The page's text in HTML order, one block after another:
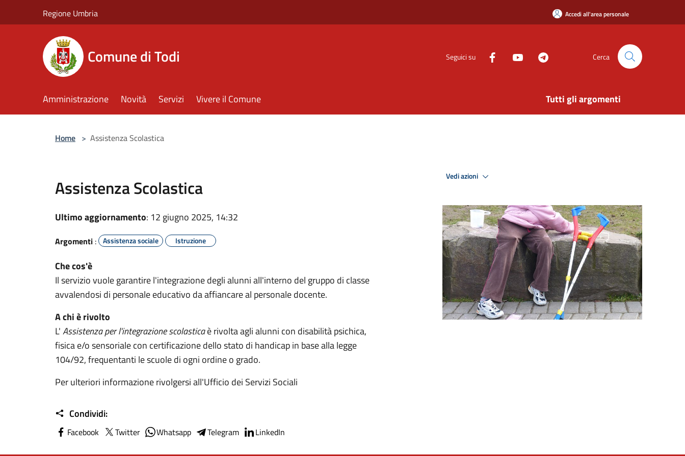
Regione Umbria Accedi all'area personale
Comune di Todi Seguici su Cerca
Amministrazione Novità Servizi Vivere il Comune Tutti gli argomenti
Home > Assistenza Scolastica
Assistenza Scolastica
Ultimo aggiornamento: 12 giugno 2025, 14:32
Argomenti : Assistenza sociale Istruzione
Che cos'è
Il servizio vuole garantire l'integrazione degli alunni all'interno del gruppo di classe
avvalendosi di personale educativo da affiancare al personale docente.
A chi è rivolto
L'Assistenza per l'integrazione scolasticaè rivolta agli alunni con disabilità psichica,
fisica e/o sensoriale con certificazione dello stato di handicap in base alla legge
104/92, frequentanti le scuole di ogni ordine o grado.
Per ulteriori informazione rivolgersi all'Ufficio dei Servizi Sociali
Condividi:
Facebook Twitter Whatsapp Telegram LinkedIn
Vedi azioni